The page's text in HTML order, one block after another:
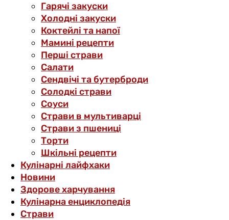
Гарячі закуски
Холодні закуски
Коктейлі та напої
Мамині рецепти
Перші страви
Салати
Сендвічі та бутерброди
Солодкі страви
Соуси
Страви в мультиварці
Страви з пшениці
Торти
Шкільні рецепти
Кулінарні лайфхаки
Новини
Здорове харчування
Кулінарна енциклопедія
Страви